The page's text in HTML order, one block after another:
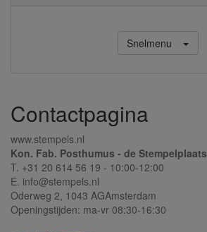
Snelmenu
Contactpagina
www.stempels.nl
Kon. Fab. Posthumus - de Stempelplaats
T. +31 20 614 56 19 - 10:00-12:00
E. info@stempels.nl
Oderweg 2, 1043 AGAmsterdam
Openingstijden: ma-vr 08:30-16:30